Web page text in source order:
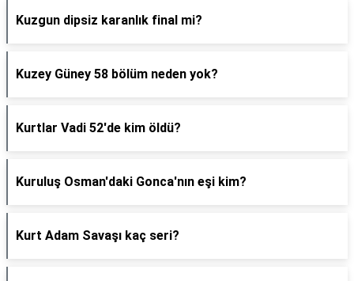
Kuzgun dipsiz karanlık final mi?
Kuzey Güney 58 bölüm neden yok?
Kurtlar Vadi 52'de kim öldü?
Kuruluş Osman'daki Gonca'nın eşi kim?
Kurt Adam Savaşı kaç seri?